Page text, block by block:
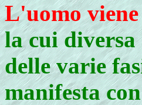
L'uomo
la cui diversa
delle varie
manifesta